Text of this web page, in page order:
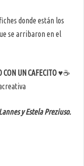
donde están los
se arribaron en el
CON UN CAFECITO♥️☕️
y Estela Preziuso.